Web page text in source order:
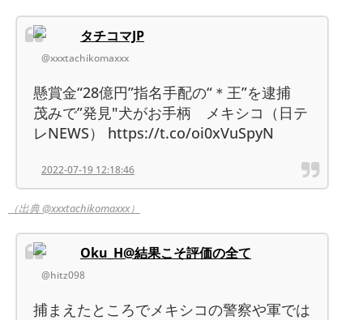
タチコマJP
@xxxtachikomaxxx
懸賞金“28億円”指名手配の“＊王”を逮捕
茂みで”発見"犬がお手柄 メキシコ（日テ
レNEWS） https://t.co/oi0xVuSpyN
2022-07-19 12:18:46
（出典 @xxxtachikomaxxx）
Oku_H@結果こそ評価の全て
@hitz098
捕まえたところでメキシコの警察や軍では